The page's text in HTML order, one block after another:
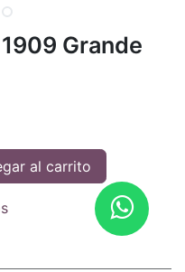
Grande
al carrito